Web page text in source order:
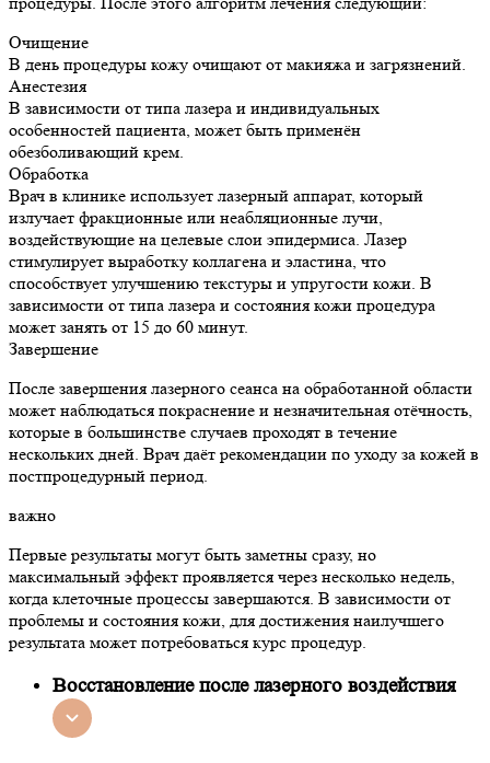
Очищение
В день процедуры кожу очищают от макияжа и загрязнений.
Анестезия
В зависимости от типа лазера и индивидуальных
особенностей пациента, может быть применён
обезболивающий крем.
Обработка
Врач в клинике использует лазерный аппарат, который
излучает фракционные или неабляционные лучи,
воздействующие на целевые слои эпидермиса. Лазер
стимулирует выработку коллагена и эластина, что
способствует улучшению текстуры и упругости кожи. В
зависимости от типа лазера и состояния кожи процедура
может занять от 15 до 60 минут.
Завершение
После завершения лазерного сеанса на обработанной области
может наблюдаться покраснение и незначительная отёчность,
которые в большинстве случаев проходят в течение
нескольких дней. Врач даёт рекомендации по уходу за кожей в
постпроцедурный период.
важно
Первые результаты могут быть заметны сразу, но
максимальный эффект проявляется через несколько недель,
когда клеточные процессы завершаются. В зависимости от
проблемы и состояния кожи, для достижения наилучшего
результата может потребоваться курс процедур.
Восстановление после лазерного воздействия